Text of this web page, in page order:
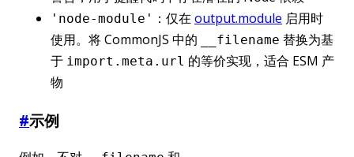
'node-module' ：仅在 output.module 启用时
使用。将 CommonJS 中的
__filename 替换为基
于 import.meta.url 的等价实现，适合 ESM 产
物
#示例